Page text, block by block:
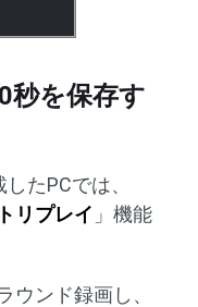
秒を保存す
たPCでは、
リプレイ 」機能
ウンド録画し、